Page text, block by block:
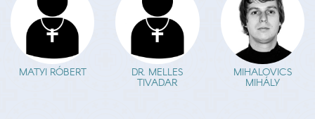
MATYI RÓBERT DR. MELLES
TIVADAR
MIHALOVICS
MIHÁLY